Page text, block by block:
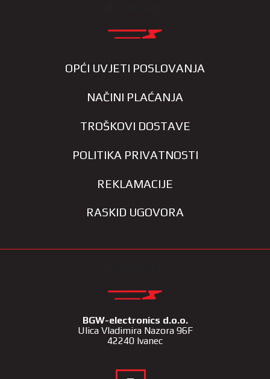
OPĆI UVJETI POSLOVANJA
NAČINI PLAĆANJA
TROŠKOVI DOSTAVE
POLITIKA PRIVATNOSTI
REKLAMACIJE
RASKID UGOVORA
BGW-electronics d.o.o.
Ulica Vladimira Nazora 96F
42240 Ivanec